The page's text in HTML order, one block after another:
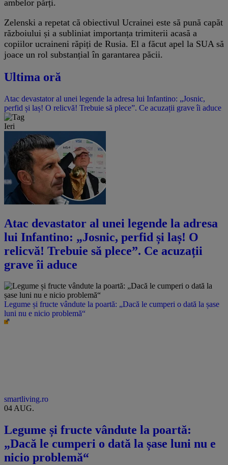
ambelor părți.
Zelenski a repetat că obiectivul Ucrainei este să pună capăt
războiului și a subliniat importanța trimiterii acasă a
copiilor ucraineni răpiți de Rusia. El a făcut apel la SUA să
joace un rol substanțial în garantarea păcii.
Ultima oră
Atac devastator al unei legende la adresa lui Infantino: „Josnic,
perfid și laș! O relicvă! Trebuie să plece”. Ce acuzații grave îi aduce
Ieri
Atac devastator al unei legende la adresa
lui Infantino: „Josnic, perfid și laș! O
relicvă! Trebuie să plece”. Ce acuzații
grave îi aduce
Legume și fructe vândute la poartă: „Dacă le cumperi o dată la șase
luni nu e nicio problemă“
smartliving.ro
04 AUG.
Legume și fructe vândute la poartă:
„Dacă le cumperi o dată la șase luni nu e
nicio problemă“